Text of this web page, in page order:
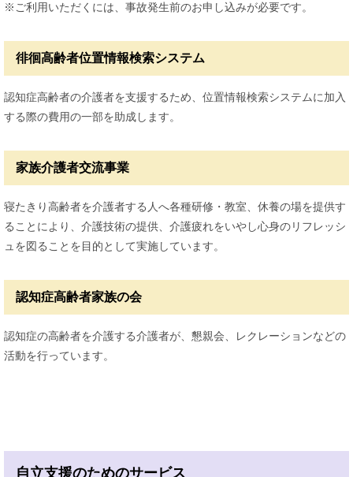
※ご利用いただくには、事故発生前のお申し込みが必要です。
徘徊高齢者位置情報検索システム
認知症高齢者の介護者を支援するため、位置情報検索システムに加入
する際の費用の一部を助成します。
家族介護者交流事業
寝たきり高齢者を介護者する人へ各種研修・教室、休養の場を提供す
ることにより、介護技術の提供、介護疲れをいやし心身のリフレッシ
ュを図ることを目的として実施しています。
認知症高齢者家族の会
認知症の高齢者を介護する介護者が、懇親会、レクレーションなどの
活動を行っています。
自立支援のためのサービス